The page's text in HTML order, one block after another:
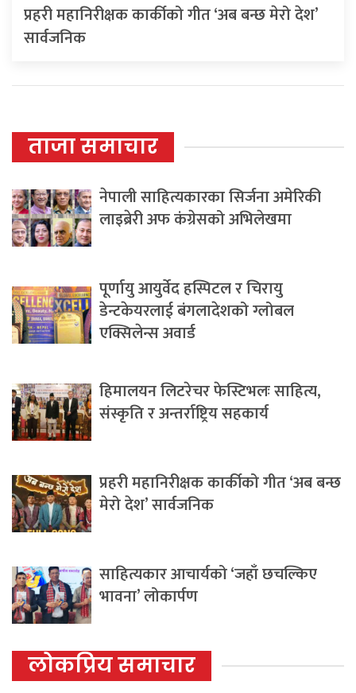
प्रहरी महानिरीक्षक कार्कीको गीत ‘अब बन्छ मेरो देश’
सार्वजनिक
ताजा समाचार
नेपाली साहित्यकारका सिर्जना अमेरिकी
लाइब्रेरी अफ कंग्रेसको अभिलेखमा
पूर्णायु आयुर्वेद हस्पिटल र चिरायु
डेन्टकेयरलाई बंगलादेशको ग्लोबल
एक्सिलेन्स अवार्ड
हिमालयन लिटरेचर फेस्टिभलः साहित्य,
संस्कृति र अन्तर्राष्ट्रिय सहकार्य
प्रहरी महानिरीक्षक कार्कीको गीत ‘अब बन्छ
मेरो देश’ सार्वजनिक
साहित्यकार आचार्यको ‘जहाँ छचल्किए
भावना’ लोकार्पण
लोकप्रिय समाचार